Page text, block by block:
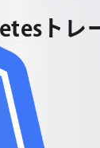
ト